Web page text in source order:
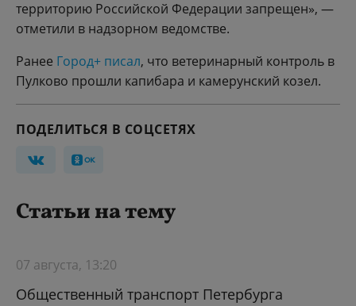
территорию Российской Федерации запрещен», —
отметили в надзорном ведомстве.
Ранее Город+ писал, что ветеринарный контроль в
Пулково прошли капибара и камерунский козел.
ПОДЕЛИТЬСЯ В СОЦСЕТЯХ
Статьи на тему
07 августа, 13:20
Общественный транспорт Петербурга